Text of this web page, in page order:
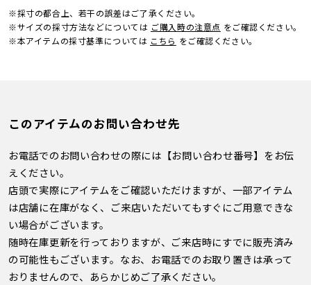
※採寸の都合上、若干の誤差はご了承ください。
※サイズの採寸方法などについては ご購入時の注意点 をご確認ください。
※本アイテムの採寸基準については こちら をご確認ください。
このアイテムのお問い合わせ先
お電話でのお問い合わせの際には【お問い合わせ番号】をお伝
えください。
店頭で実際にアイテムをご確認いただけますが、一部アイテム
は店舗に在庫がなく、ご来店いただいてもすぐにご用意できな
い場合がございます。
随時在庫更新を行っておりますが、ご来店時にすでに販売済み
の可能性もございます。なお、お電話でのお取り置きは承って
おりませんので、あらかじめご了承ください。